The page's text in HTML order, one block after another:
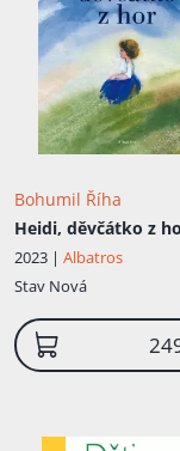
Bohumil Říha
Heidi, děvčátko z
2023 | Albatros
Stav Nová